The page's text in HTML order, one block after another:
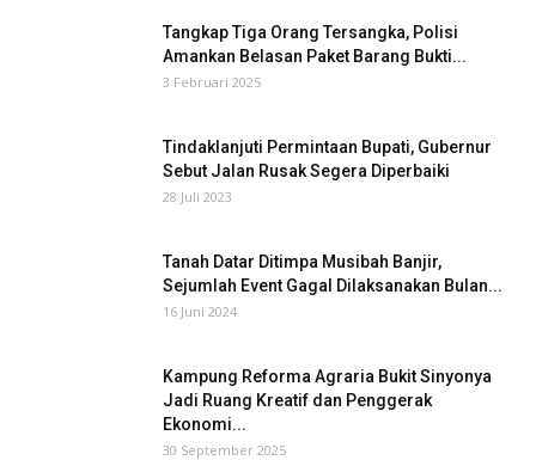
Tangkap Tiga Orang Tersangka, Polisi
Amankan Belasan Paket Barang Bukti...
3 Februari 2025
Tindaklanjuti Permintaan Bupati, Gubernur
Sebut Jalan Rusak Segera Diperbaiki
28 Juli 2023
Tanah Datar Ditimpa Musibah Banjir,
Sejumlah Event Gagal Dilaksanakan Bulan...
16 Juni 2024
Kampung Reforma Agraria Bukit Sinyonya
Jadi Ruang Kreatif dan Penggerak
Ekonomi...
30 September 2025